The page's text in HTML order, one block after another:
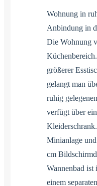
Wohnung in
Anbindung in
Die Wohnung
größerer
gelangt man
ruhig
verfügt über
Minianlage
cm
Wannenbad ist
einem